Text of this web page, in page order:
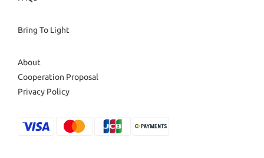
Bring To Light
About
Cooperation Proposal
Privacy Policy